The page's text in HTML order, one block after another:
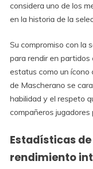
considera uno de los
en la historia de la
Su compromiso con la
para rendir en partidos
estatus como un ícono
de Mascherano se
habilidad y el respeto
compañeros jugadores
Estadísticas
rendimiento